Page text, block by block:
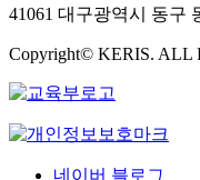
41061 대구광역시 동구
Copyright© KERIS. ALL
네이버 블로그